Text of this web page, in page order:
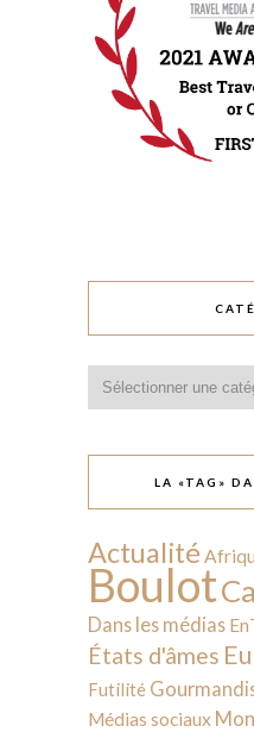
LA «TAG»
Actualité
Boulot
Dans les médias
États d'âmes
Futilité
Médias sociaux